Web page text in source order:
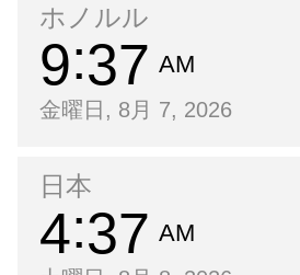
ホノルル
9 37 AM
金曜日, 8月 7, 2026
日本
4 37 AM